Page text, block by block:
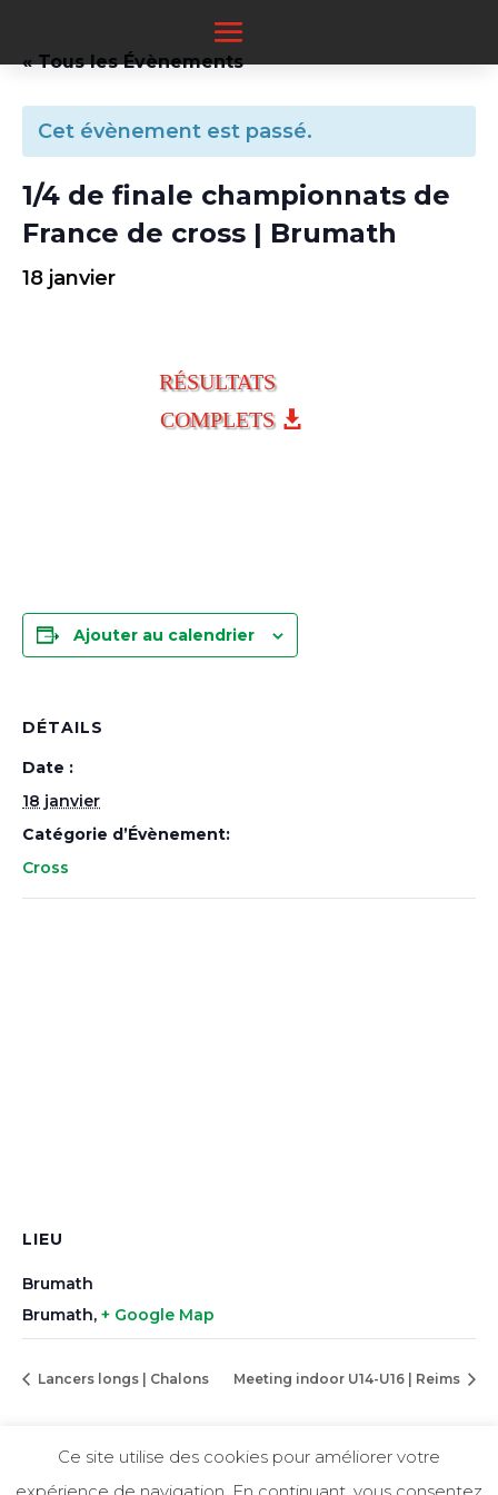
« Tous les Évènements
Cet évènement est passé.
1/4 de finale championnats de
France de cross | Brumath
18 janvier
RÉSULTATS
COMPLETS
Ajouter au calendrier
DÉTAILS
Date :
18 janvier
Catégorie d’Évènement:
Cross
LIEU
Brumath
Brumath, + Google Map
Lancers longs | Chalons Meeting indoor U14-U16 | Reims
© 2025 EFSRA| Créé avec le ❤️ par L’EFSRA
Ce site utilise des cookies pour améliorer votre